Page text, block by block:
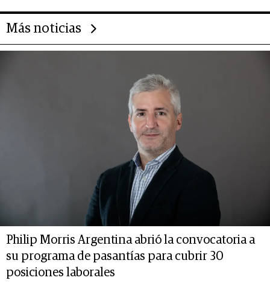
Más noticias
Philip Morris Argentina abrió la convocatoria a
su programa de pasantías para cubrir 30
posiciones laborales